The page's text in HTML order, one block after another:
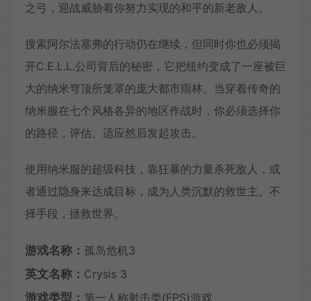
之弓，迎战威胁着你努力实现的和平的新老敌人。
搜索阿尔法塞弗的行动仍在继续，但同时你也必须揭
开C.E.L.L.公司背后的秘密，它把纽约变成了一座被巨
大的纳米穹顶所笼罩的庞大都市雨林。当穿着传奇的
纳米服在七个风格各异的地区作战时，你必须选择你
的路径，评估、适应然后发起攻击。
使用纳米服的超级科技，靠狂暴的力量杀死敌人，或
者通过隐身来达成目标，成为人类沉默的救世主。不
择手段，拯救世界。
游戏名称： 孤岛危机3
英文名称： Crysis 3
游戏类型： 第一人称射击类(FPS)游戏